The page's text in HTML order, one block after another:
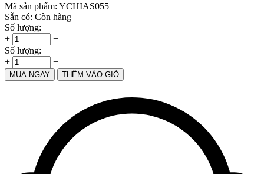
Mã sản phẩm: YCHIAS055
Sẵn có: Còn hàng
Số lượng:
+
−
Số lượng:
+
−
MUA NGAY THÊM VÀO GIỎ